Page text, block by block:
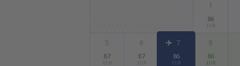
1
86
EUR
5
87
EUR
6
87
EUR
7
86
EUR
8
86
EUR